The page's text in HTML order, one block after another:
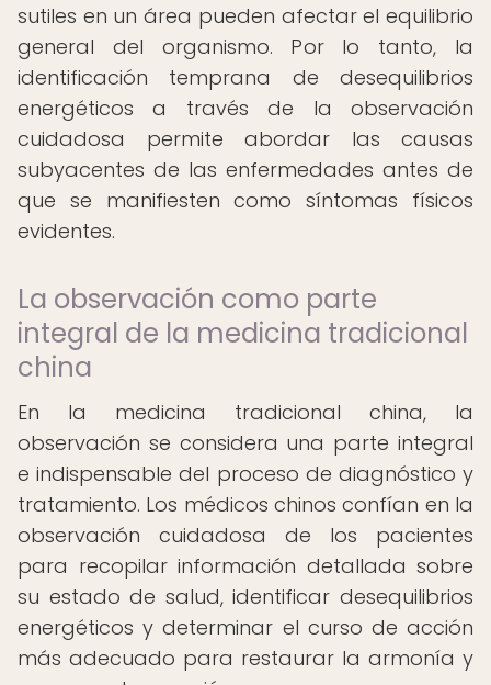
sutiles en un área pueden afectar el equilibrio
general del organismo. Por lo tanto, la
identificación temprana de desequilibrios
energéticos a través de la observación
cuidadosa permite abordar las causas
subyacentes de las enfermedades antes de
que se manifiesten como síntomas físicos
evidentes.
La observación como parte
integral de la medicina tradicional
china
En la medicina tradicional china, la
observación se considera una parte integral
e indispensable del proceso de diagnóstico y
tratamiento. Los médicos chinos confían en la
observación cuidadosa de los pacientes
para recopilar información detallada sobre
su estado de salud, identificar desequilibrios
energéticos y determinar el curso de acción
más adecuado para restaurar la armonía y